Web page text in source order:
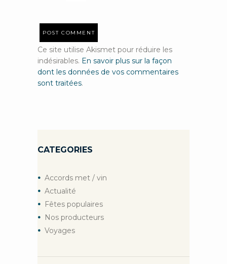
Ce site utilise Akismet pour réduire les
indésirables. En savoir plus sur la façon
dont les données de vos commentaires
sont traitées.
CATEGORIES
Accords met / vin
Actualité
Fêtes populaires
Nos producteurs
Voyages